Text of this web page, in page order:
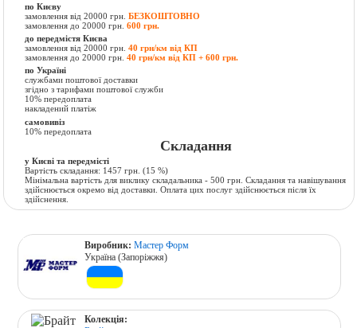
по Києву
замовлення від 20000 грн.БЕЗКОШТОВНО
замовлення до 20000 грн.600 грн.
до передмістя Києва
замовлення від 20000 грн.40 грн/км від КП
замовлення до 20000 грн.40 грн/км від КП + 600 грн.
по Україні
службами поштової доставки
згідно з тарифами поштової служби
10% передоплата
накладений платіж
самовивіз
10% передоплата
Складання
у Києві та передмісті
Вартість складання: 1457 грн. (15 %)
Мінімальна вартість для виклику складальника - 500 грн. Складання та навішування
здійснюється окремо від доставки. Оплата цих послуг здійснюється після їх
здійснення.
Виробник:Мастер Форм
Україна (Запоріжжя)
Колекція: